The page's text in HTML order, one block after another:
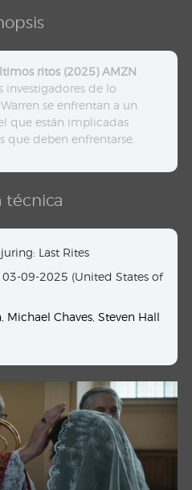
ritos (2025) AMZN
investigadores de lo
se enfrentan a un
que están implicadas
que deben enfrentarse.
técnica
Last Rites
03-09-2025 (United States of
Michael Chaves ,Steven Hall